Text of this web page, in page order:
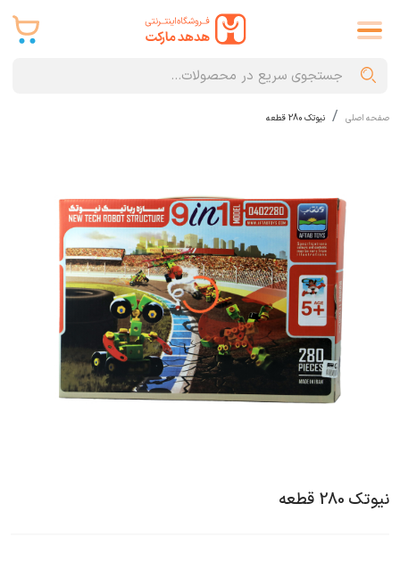
صفحه اصلی نیوتک 280 قطعه
نیوتک 280 قطعه